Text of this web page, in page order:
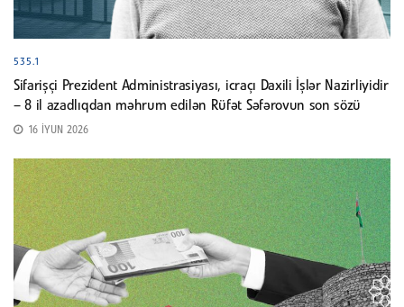
535.1
Sifarişçi Prezident Administrasiyası, icraçı Daxili İşlər Nazirliyidir
– 8 il azadlıqdan məhrum edilən Rüfət Səfərovun son sözü
16 İYUN 2026